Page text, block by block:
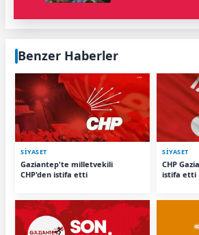
Benzer Haberler
SİYASET
Gaziantep'te milletvekili
CHP'den istifa etti
SİYASET
CHP
istifa etti